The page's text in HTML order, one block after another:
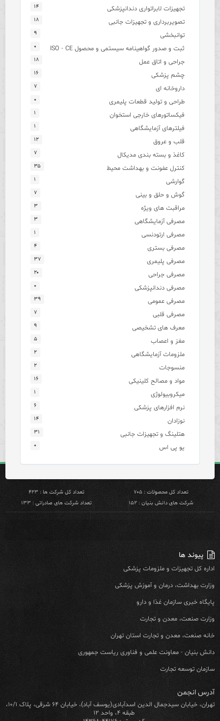
تجهیزات لابراتواری دندانپزشکی ۱۴
تصویربرداری و تجهیزات جانبی ۱۸
توانبخشی ۹
ثبت و صدور گواهینامه سیستمی و محصول ISO - CE ۰
جراحی و اتاق عمل ۱۸
چشم پزشکی ۱۶
داروخانه ای ۷
طراحی و تولید قطعات پلیمری ۰
فیکساتورهای خارجی استخوان ۱
فیلترهای آزمایشگاهی ۱
قلب و عروق ۱۲
کاغذ و بسته بندی مدیکال ۷
کنترل عفونت و بهداشت محیط ۳۵
گوارشی ۱
گوش و حلق و بینی ۷
مراقبت های ویژه ۳
مصرفی آزمایشگاهی ۳
مصرفی ارتودنسی ۱
مصرفی بستری ۴
مصرفی پلیمری ۳۷
مصرفی جراحی ۲۰
مصرفی دندانپزشکی ۰
مصرفی عمومی ۳۹
مصرفی قلبی ۷
معرف های تشخیصی ۹
مغز و اعصاب ۵
ملزومات آزمایشگاهی ۲
منسوجات ۲
مواد و مصالح کلینیکی ۱۶
میکروبیولوژی ۱
نرم افزارهای پزشکی ۶
نوزادان ۱۴
هتلینگ و تجهیزات جانبی ۳۱
یو پی اس ۰
تعداد کل محصولات : ۷۰۵
تعداد کل شرکت ها : ۴۲۳
شرکت های دانش بنیان : ۱۵۲
تعداد شرکت های صادراتی : ۱۳۳
پیوند ها
اداره کل تجهیزات و ملزومات پزشکی
وزارت بهداشت، درمان و آموزش پزشکی
پایگاه خبری سازمان غذا و دارو
وزارت صنعت، معدن و تجارت
خانه صنعت، معدن و تجارت استان تهران
دانش بنیان - معاونت علمی و فناوری ریاست جمهوری
سازمان توسعه تجارت
آدرس انجمن
تهران، خیابان سیدجمال الدین اسدآبادی(یوسف آباد)، خیابان ۶۴ شرقی، پلاک ۱۰/۱،
طبقه ۴، واحد ۱۲